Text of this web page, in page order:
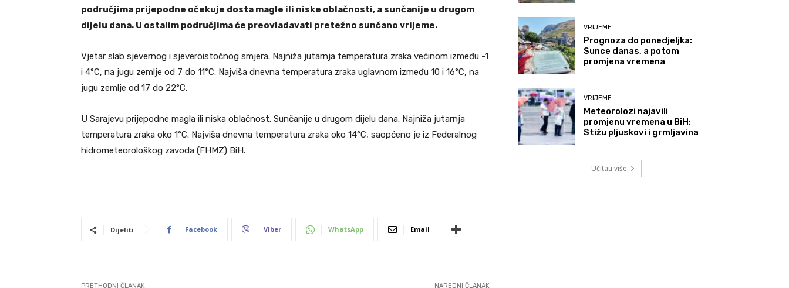
područjima prijepodne očekuje dosta magle ili niske oblačnosti, a sunčanije u drugom
dijelu dana. U ostalim područjima će preovladavati pretežno sunčano vrijeme.
Vjetar slab sjevernog i sjeveroistočnog smjera. Najniža jutarnja temperatura zraka većinom između -1
i 4°C, na jugu zemlje od 7 do 11°C. Najviša dnevna temperatura zraka uglavnom između 10 i 16°C, na
jugu zemlje od 17 do 22°C.
U Sarajevu prijepodne magla ili niska oblačnost. Sunčanije u drugom dijelu dana. Najniža jutarnja
temperatura zraka oko 1°C. Najviša dnevna temperatura zraka oko 14°C, saopćeno je iz Federalnog
hidrometeorološkog zavoda (FHMZ) BiH.
Dijeliti Facebook Viber WhatsApp Email
PRETHODNI ČLANAK NAREDNI ČLANAK
VRIJEME
Prognoza do ponedjeljka:
Sunce danas, a potom
promjena vremena
VRIJEME
Meteorolozi najavili
promjenu vremena u BiH:
Stižu pljuskovi i grmljavina
Učitati više